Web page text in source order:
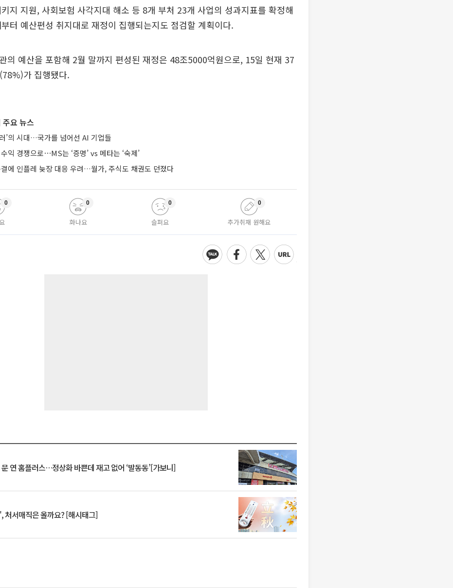
지 지원, 사회보험 사각지대 해소 등 8개 부처 23개 사업의 성과지표를 확정해
터 예산편성 취지대로 재정이 집행되는지도 점검할 계획이다.
의 예산을 포함해 2월 말까지 편성된 재정은 48조5000억원으로, 15일 현재 37
가 집행됐다.
주요 뉴스
’의 시대…국가를 넘어선 AI 기업들
익 경쟁으로⋯MS는 ‘증명’ vs 메타는 ‘숙제’
에 인플레 늦장 대응 우려…월가, 주식도 채권도 던졌다
0
화나요
0
슬퍼요
0
추가취재 원해요
0
연 홈플러스…정상화 바쁜데 재고 없어 ‘발동동’[가보니]
처서매직은 올까요? [해시태그]